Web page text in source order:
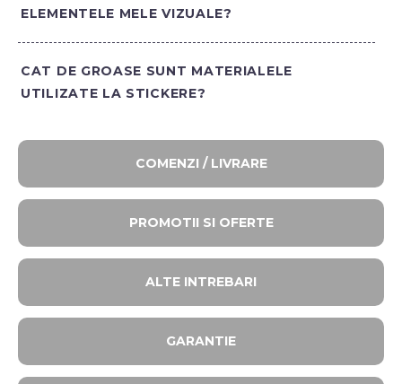
ELEMENTELE MELE VIZUALE?
CAT DE GROASE SUNT MATERIALELE
UTILIZATE LA STICKERE?
COMENZI / LIVRARE
PROMOTII SI OFERTE​
ALTE INTREBARI​
GARANTIE